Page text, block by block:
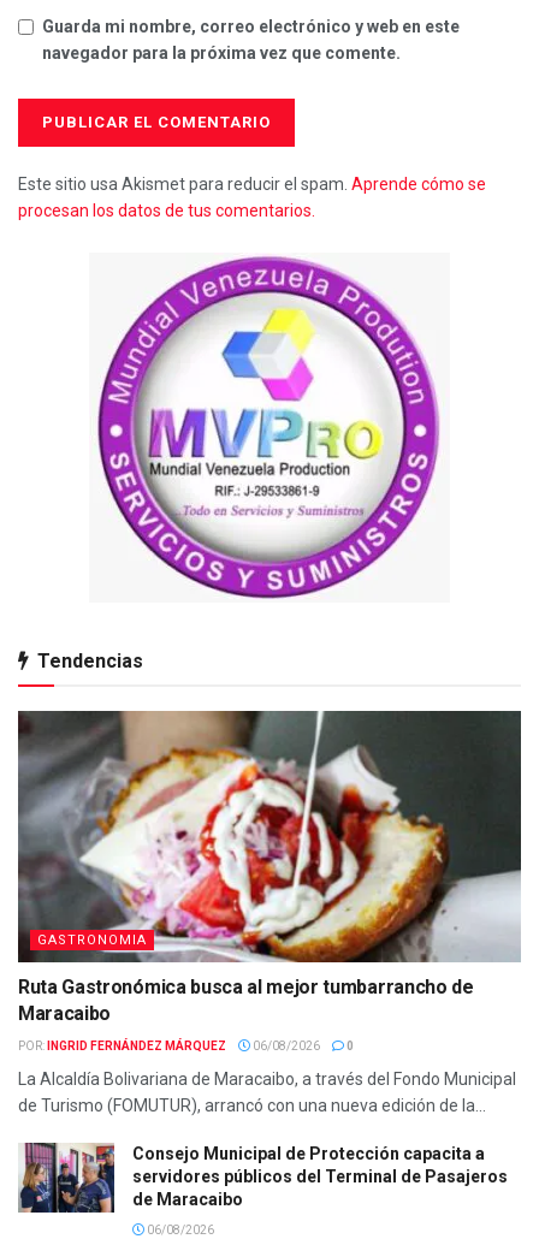
Guarda mi nombre, correo electrónico y web en este
navegador para la próxima vez que comente.
Este sitio usa Akismet para reducir el spam. Aprende cómo se
procesan los datos de tus comentarios.
Tendencias
GASTRONOMIA
Ruta Gastronómica busca al mejor tumbarrancho de
Maracaibo
POR: INGRID FERNÁNDEZ MÁRQUEZ 06/08/2026 0
La Alcaldía Bolivariana de Maracaibo, a través del Fondo Municipal
de Turismo (FOMUTUR), arrancó con una nueva edición de la...
Consejo Municipal de Protección capacita a
servidores públicos del Terminal de Pasajeros
de Maracaibo
06/08/2026